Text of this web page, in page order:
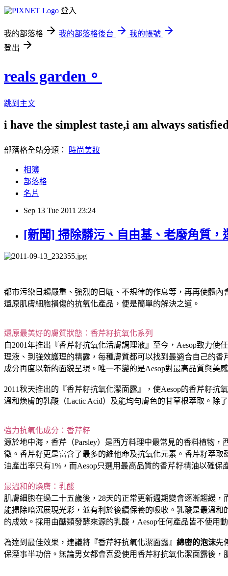
登入
我的部落格 我的部落格後台
我的帳號
登出
reals garden。
跳到主文
i have the simplest taste,i am always
部落格全站分類： 時尚美妝
相簿
部落格
名片
Sep 13 Tue 2011 23:24
[新聞] 掃除髒污、自由基、老廢角質，
都市污染日趨嚴重、強烈的日曬、不規律的作息等，再再使體
還原肌膚細胞損傷的抗氧化產品，便是簡單的解決之道。
還原最美好的膚質狀態：香芹籽抗氧化系列
自2001年推出『香芹籽抗氧化活膚調理液』至今，Aesop致力
理液、到強效護理的精露，每種膚質都可以找到最適合自己的
成分再度以新的面貌呈現。唯一不變的是Aesop對最高品質與美
2011秋天推出的『香芹籽抗氧化潔面露』，使Aesop的香芹籽
溫和煥膚的乳酸（Lactic Acid）及能均勻膚色的甘草根萃取。除
強力抗氧化成分：香芹籽
源於地中海，香芹（Parsley）是西方料理中最常見的香料植物
徵。香芹籽更是富含了最多的維他命及抗氧化元素。香芹籽萃
油產出率只有1%，而Aesop只選用最高品質的香芹籽精油以確保
最溫和的煥膚：乳酸
肌膚細胞在過二十五歲後，28天的正常更新週期變會逐漸趨緩
能掃除暗沉展現光彩，並有利於後續保養的吸收。乳酸是最溫
的成效。採用由醣類發酵來源的乳酸，Aesop任何產品皆不使用
為達到最佳效果，建議將『香芹籽抗氧化潔面露』 綿密的泡沫先
保溼事半功倍。無論男女都會喜愛使用香芹籽抗氧化潔面露後，